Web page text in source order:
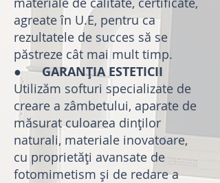
agreate în U.E, pentru ca
rezultatele de succes să se
păstreze cât mai mult timp.
●GARANȚIA ESTETICII
Utilizăm softuri specializate de
creare a zâmbetului, aparate de
măsurat culoarea dinților
naturali, materiale inovatoare,
cu proprietăți avansate de
fotomimetism și de redare a